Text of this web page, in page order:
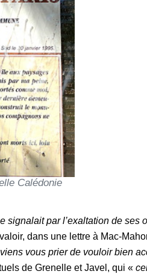
Calédonie
signalait par l’exaltation de ses
dans une lettre à Mac-
vous prier de vouloir bien
de Grenelle et Javel, qui «